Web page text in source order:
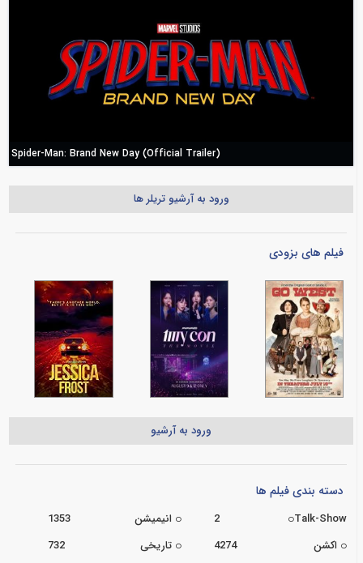
Spider-Man: Brand New Day (Official Trailer)
ورود به آرشیو تریلر ها
فیلم های بزودی
ورود به آرشیو
دسته بندی فیلم ها
Talk-Show
2 انیمیشن
1353
اکشن
4274 تاریخی
732